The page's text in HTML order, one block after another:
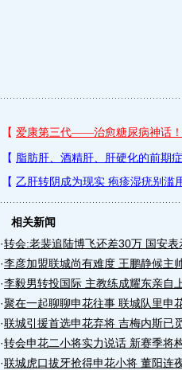
相关新闻
·转会:老裴追陆博飞还差30万 国安表
·李彦加盟联城尚有难度 王鹏静候主
·李毅男转投国际 主教练成耀东亲自
·聚在一起聊聊申花往事 联城队里申
·联城引援首选申花弃将 吉梅内斯已
·转会申花二小将实力说话 新赛季将
·联城虎口拔牙抢得申花小将 董阳连